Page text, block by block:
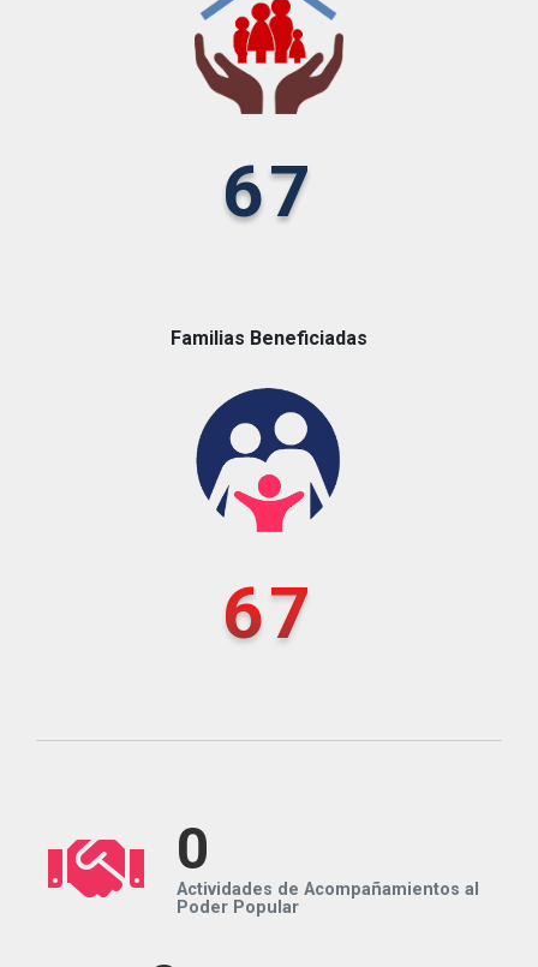
67
Familias Beneficiadas
67
0
Actividades de Acompañamientos al
Poder Popular